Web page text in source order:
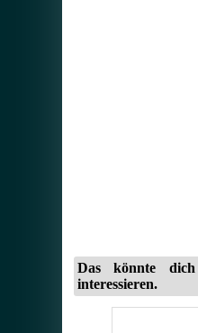
Das könnte
interessieren.